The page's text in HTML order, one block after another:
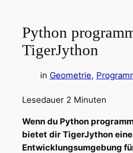
Python
TigerJython
in Geometrie,
Lesedauer 2 Minuten
Wenn du Python
bietet dir TigerJython
Entwicklungsumgebung